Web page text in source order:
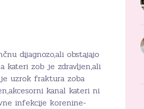
dijagnozo,ali obstajajo
kateri zob je zdravljen,ali
uzrok fraktura zoba
kanal kateri ni
infekcije korenine-